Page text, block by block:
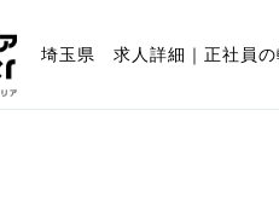
埼玉県 求人詳細｜正社員の